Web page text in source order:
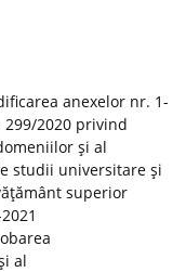
anexelor nr. 1-
2020 privind
şi al
studii universitare şi
superior
al